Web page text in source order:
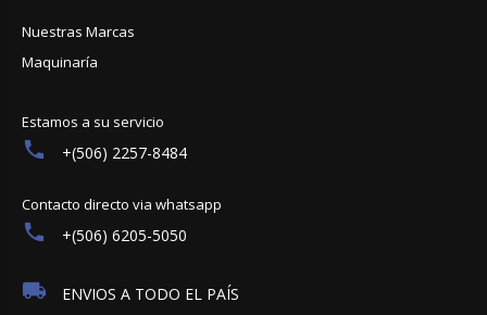
Nuestras Marcas
Maquinaría
Estamos a su servicio
+(506) 2257-8484
Contacto directo via whatsapp
+(506) 6205-5050
ENVIOS A TODO EL PAÍS